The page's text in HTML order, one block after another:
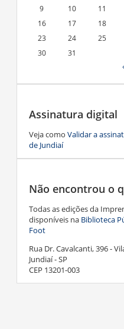
9
10 11
16
17 18
23
24 25
30
31
Assinatura digital
Veja como Validar a
de Jundiaí
Não encontrou o
Todas as edições da
disponíveis na Biblioteca
Foot
Rua Dr. Cavalcanti, 396 -
Jundiaí - SP
CEP 13201-003